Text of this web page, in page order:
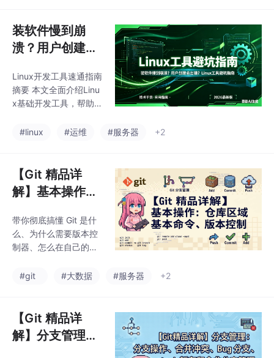
结构，以及读(r)、写
(w)、执行(x)权限的含
义和数值表示(4/2/1) 权
令修改权限（符号模式
u/g/o/a和数字模式）
使用chown和chgrp更
理解umask默认权限
装软件慢到崩
溃？用户创建总
具避坑指南
Linux开发工具速通指南
摘要 本文全面介绍Linu
x基础开发工具，帮助开
置和开发环境搭建。主
建、密码设置、sudo权
限分配和用户删除操
作，提供一键式创建命
对比yum和apt包管理
器，介绍国内镜像源配
置方法，解决软件依赖
vim编辑器：深入解析
辑的困境。 gc
#linux #运维 #服务器 +2
【Git 精品详
解】基本操作：
命令、版本控制
带你彻底搞懂 Git 是什
么、为什么需要版本控
制器、怎么在自己的电
创建本地仓库 → 添加文
的全流程实操
#git #大数据 #服务器 +2
【Git 精品详
解】分支管理：